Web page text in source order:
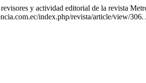
y actividad editorial de la revista
index.php/revista/article/view/306.